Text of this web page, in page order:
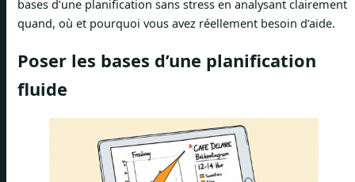
bases d’une planification sans stress en analysant clairement
quand, où et pourquoi vous avez réellement besoin d’aide.
Poser les bases d’une planification
fluide